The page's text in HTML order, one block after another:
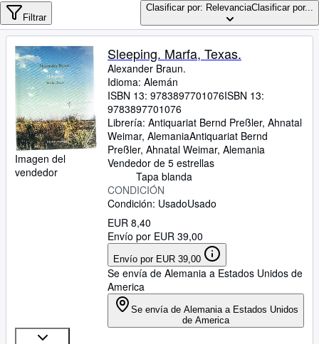
Libros antiguos
Arte y coleccionismo
Vendedores
Comenzar a vender
Ayuda
CERRAR
Filtrar
Clasificar por: RelevanciaClasificar por...
Imagen del
vendedor
Sleeping. Marfa, Texas.
Alexander Braun.
Idioma: Alemán
ISBN 13: 9783897701076ISBN 13:
9783897701076
Librería: Antiquariat Bernd Preßler, Ahnatal
Weimar, AlemaniaAntiquariat Bernd
Preßler, Ahnatal Weimar, Alemania
Vendedor de 5 estrellas
Tapa blanda
CONDICIÓN
Condición: UsadoUsado
EUR 8,40
Envío por EUR 39,00
Envío por EUR 39,00
Se envía de Alemania a Estados Unidos de
America
Se envía de Alemania a Estados Unidos
de America